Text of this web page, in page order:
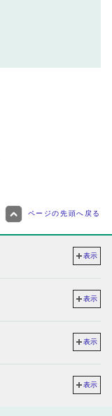
ページの先頭へ戻る
表示
表示
表示
表示